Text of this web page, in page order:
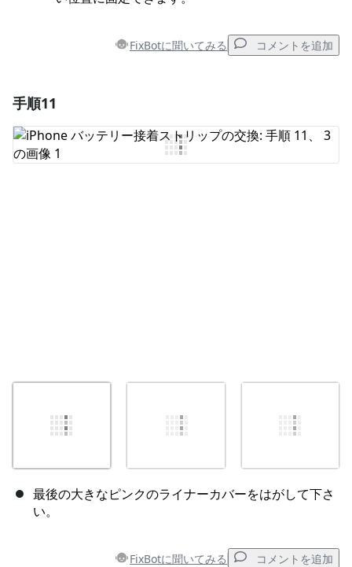
FixBotに聞いてみる コメントを追加
コメントを追加
手順11
最後の大きなピンクのライナーカバーをはがして下さ
い。
FixBotに聞いてみる コメントを追加